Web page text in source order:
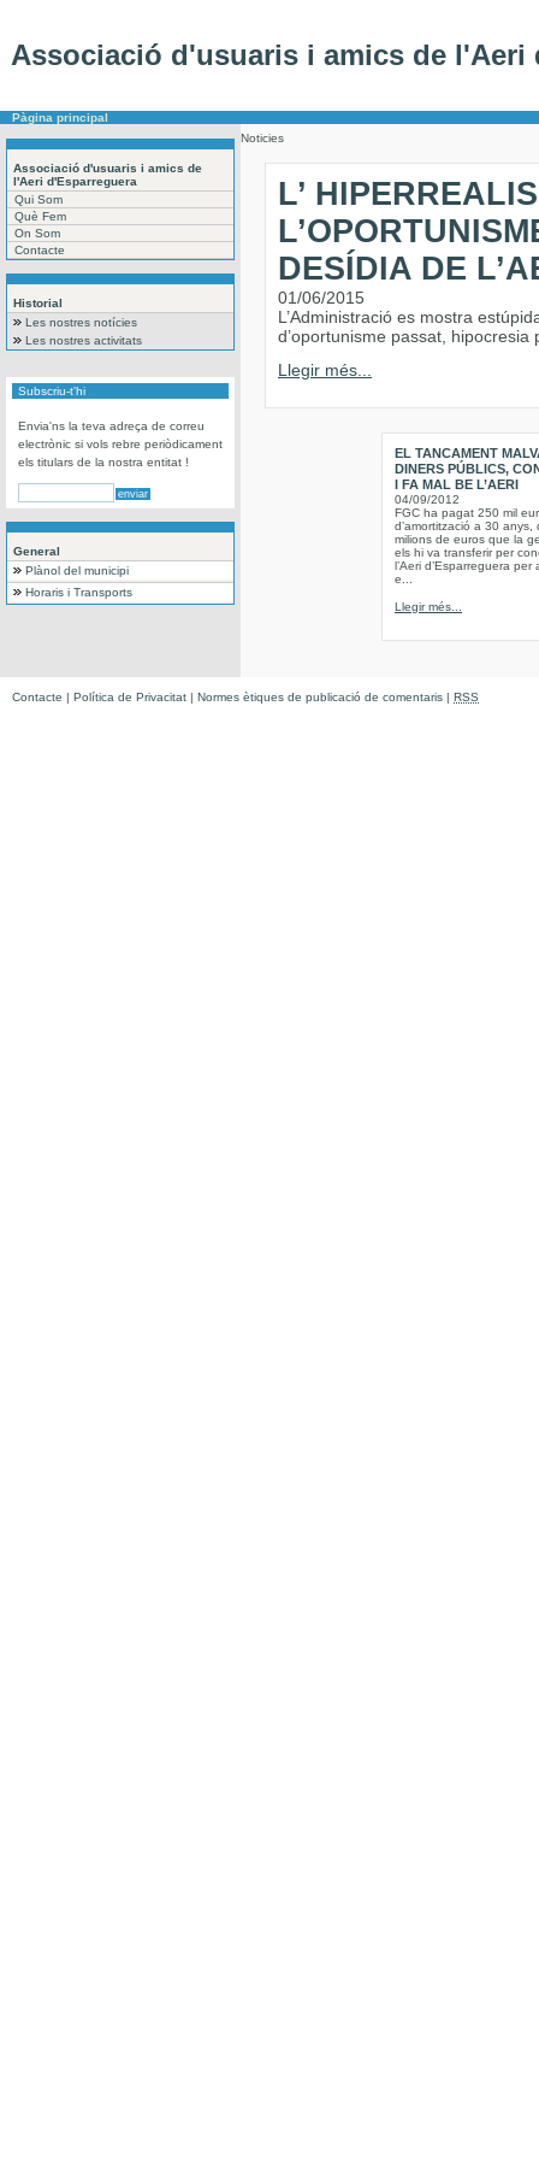
Associació d'usuaris i amics de l'Aeri
Pàgina principal
Associació d'usuaris i amics de
l'Aeri d'Esparreguera
Qui Som
Què Fem
On Som
Contacte
Historial
Les nostres notícies
Les nostres activitats
Subscriu-t'hi
Envia'ns la teva adreça de correu
electrònic si vols rebre periòdicament
els titulars de la nostra entitat !
General
Plànol del municipi
Horaris i Transports
Noticies
L’
DESÍDIA DE
01/06/2015
L’Administració es mostra
d’oportunisme passat,
Llegir més...
EL TANCAMENT
DINERS PÚBLICS,
I FA MAL BE L’AERI
04/09/2012
FGC ha pagat 250 mil
d’amortització a 30 anys,
milions de euros que la
els hi va transferir per
l’Aeri d’Esparreguera per
e...
Llegir més...
Contacte | Política de Privacitat | Normes ètiques de publicació de comentaris | RSS